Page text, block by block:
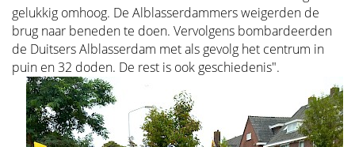
gelukkig omhoog. De Alblasserdammers weigerden de
brug naar beneden te doen. Vervolgens bombardeerden
de Duitsers Alblasserdam met als gevolg het centrum in
puin en 32 doden. De rest is ook geschiedenis".